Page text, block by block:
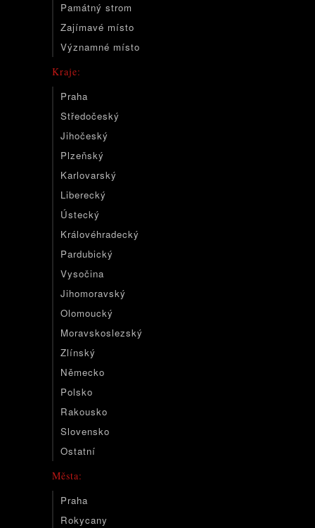
Památný strom
Zajímavé místo
Významné místo
Kraje:
Praha
Středočeský
Jihočeský
Plzeňský
Karlovarský
Liberecký
Ústecký
Královéhradecký
Pardubický
Vysočina
Jihomoravský
Olomoucký
Moravskoslezský
Zlínský
Německo
Polsko
Rakousko
Slovensko
Ostatní
Města:
Praha
Rokycany